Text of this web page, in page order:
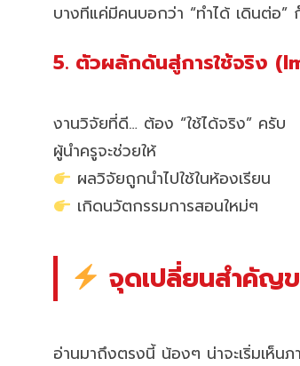
บางทีแค่มีคนบอกว่า “ทำได้ เดินต่อ”
5. ตัวผลักดันสู่การใช้จริง
งานวิจัยที่ดี… ต้อง “ใช้ได้จริง” ครับ
ผู้นำครูจะช่วยให้
ผลวิจัยถูกนำไปใช้ในห้องเรียน
เกิดนวัตกรรมการสอนใหม่ๆ
จุดเปลี่ยนสำคัญ
อ่านมาถึงตรงนี้ น้องๆ น่าจะเริ่มเห็นภ